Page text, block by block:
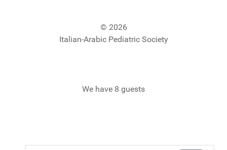
© 2026
Italian-Arabic Pediatric Society
We have 8 guests